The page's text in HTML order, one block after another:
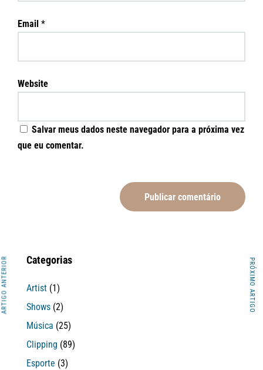
Email *
Website
Salvar meus dados neste navegador para a próxima vez
que eu comentar.
ARTIGO ANTERIOR PRÓXIMO ARTIGO
Categorias
Artist (1)
Shows (2)
Música (25)
Clipping (89)
Esporte (3)